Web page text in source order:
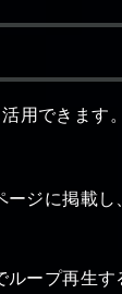
用できます
ージに掲載
ループ再生